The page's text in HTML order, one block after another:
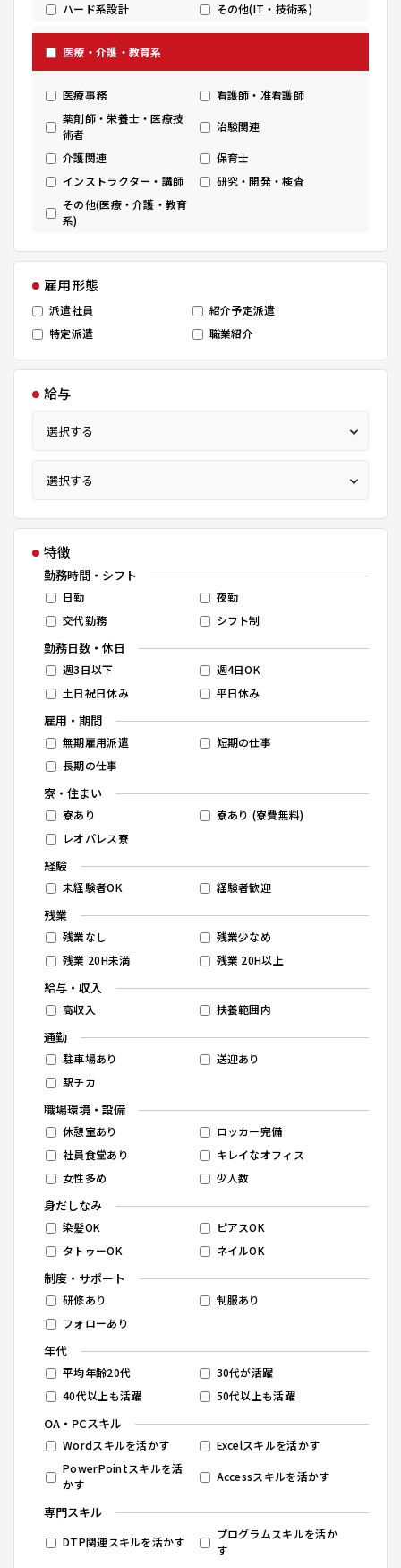
ハード系設計
その他(IT・技術系)
医療・介護・教育系
医療事務
看護師・准看護師
薬剤師・栄養士・医療技
術者
治験関連
介護関連
保育士
インストラクター・講師
研究・開発・検査
その他(医療・介護・教育
系)
雇用形態
派遣社員
紹介予定派遣
特定派遣
職業紹介
給与
特徴
勤務時間・シフト
日勤
夜勤
交代勤務
シフト制
勤務日数・休日
週3日以下
週4日OK
土日祝日休み
平日休み
雇用・期間
無期雇用派遣
短期の仕事
長期の仕事
寮・住まい
寮あり
寮あり (寮費無料)
レオパレス寮
経験
未経験者OK 経験者歓迎
残業
残業なし
残業少なめ
残業 20H未満
残業 20H以上
給与・収入
高収入 扶養範囲内
通勤
駐車場あり
送迎あり
駅チカ
職場環境・設備
休憩室あり
ロッカー完備
社員食堂あり
キレイなオフィス
女性多め
少人数
身だしなみ
染髪OK
ピアスOK
タトゥーOK
ネイルOK
制度・サポート
研修あり
制服あり
フォローあり
年代
平均年齢20代
30代が活躍
40代以上も活躍
50代以上も活躍
OA・PCスキル
Wordスキルを活かす
Excelスキルを活かす
PowerPointスキルを活
かす
Accessスキルを活かす
専門スキル
DTP関連スキルを活かす
プログラムスキルを活か
す